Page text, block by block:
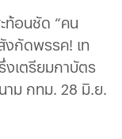
ท้อนชัด “คน
งกัดพรรค! เท
งเตรียมกาบัตร
าม กทม. 28 มิ.ย.